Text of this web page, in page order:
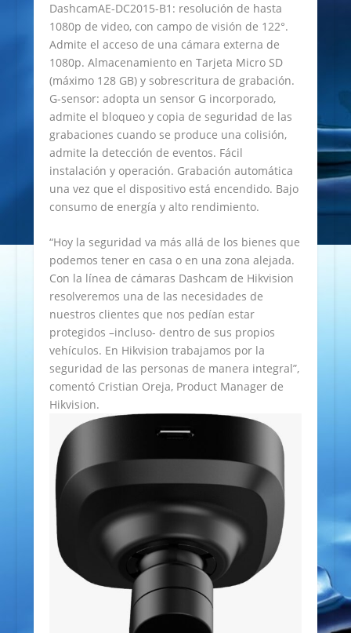
DashcamAE-DC2015-B1: resolución de hasta
1080p de video, con campo de visión de 122°.
Admite el acceso de una cámara externa de
1080p. Almacenamiento en Tarjeta Micro SD
(máximo 128 GB) y sobrescritura de grabación.
G-sensor: adopta un sensor G incorporado,
admite el bloqueo y copia de seguridad de las
grabaciones cuando se produce una colisión,
admite la detección de eventos. Fácil
instalación y operación. Grabación automática
una vez que el dispositivo está encendido. Bajo
consumo de energía y alto rendimiento.
“Hoy la seguridad va más allá de los bienes que
podemos tener en casa o en una zona alejada.
Con la línea de cámaras Dashcam de Hikvision
resolveremos una de las necesidades de
nuestros clientes que nos pedían estar
protegidos –incluso- dentro de sus propios
vehículos. En Hikvision trabajamos por la
seguridad de las personas de manera integral”,
comentó Cristian Oreja, Product Manager de
Hikvision.